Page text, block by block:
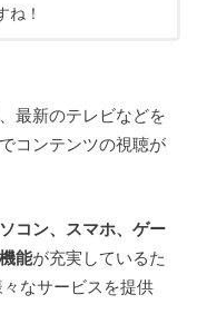
ね！
最新のテレビなどを
コンテンツの視聴が
コン、スマホ、ゲー
能が充実しているた
なサービスを提供